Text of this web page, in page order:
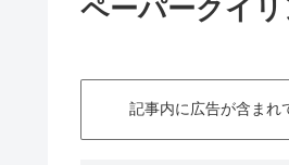
ペーパークイ
記事内に広告が含まれ